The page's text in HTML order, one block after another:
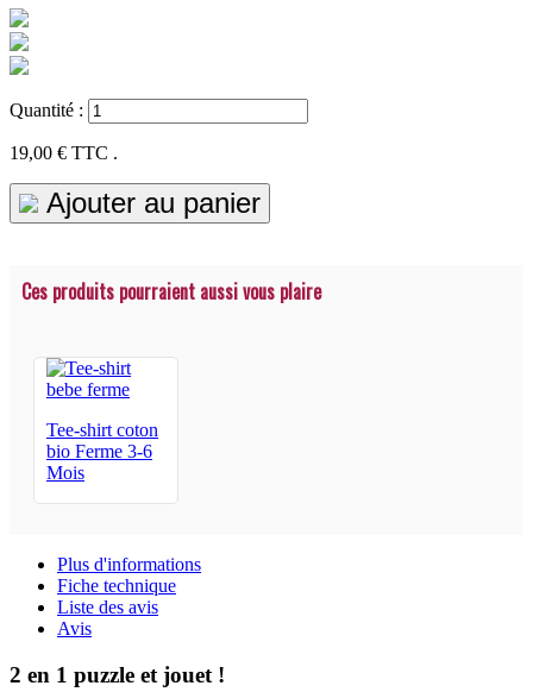
Quantité :
19,00 € TTC .
Ajouter au panier
Ces produits pourraient aussi vous plaire
Tee-shirt coton
bio Ferme 3-6
Mois
Plus d'informations
Fiche technique
Liste des avis
Avis
2 en 1 puzzle et jouet !